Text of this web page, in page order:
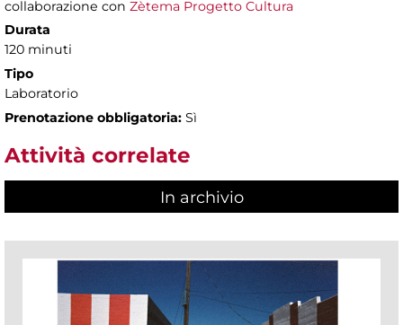
collaborazione con Zètema Progetto Cultura
Durata
120 minuti
Tipo
Laboratorio
Prenotazione obbligatoria: Sì
Attività correlate
In archivio